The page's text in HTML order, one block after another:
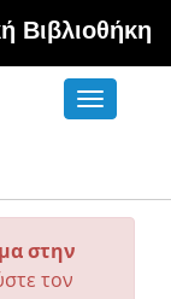
Βιβλιοθήκη
Toggle
στην
τον